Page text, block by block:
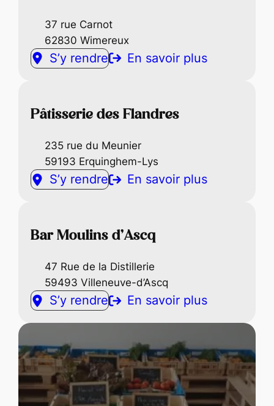
37 rue Carnot
62830 Wimereux
S’y rendre En savoir plus
Pâtisserie des Flandres
235 rue du Meunier
59193 Erquinghem-Lys
S’y rendre En savoir plus
Bar Moulins d’Ascq
47 Rue de la Distillerie
59493 Villeneuve-d’Ascq
S’y rendre En savoir plus